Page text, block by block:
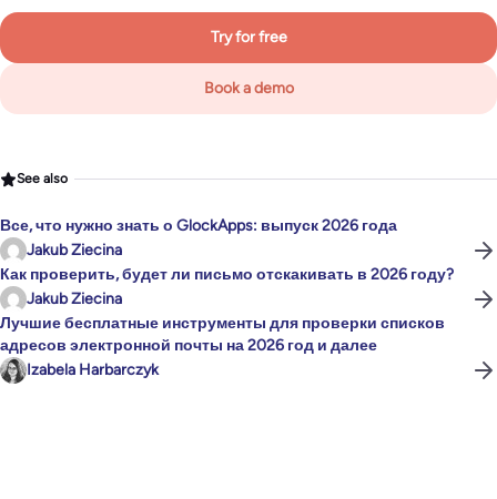
Try for free
Book a demo
See also
Все, что нужно знать о GlockApps: выпуск 2026 года
Jakub Ziecina
Как проверить, будет ли письмо отскакивать в 2026 году?
Jakub Ziecina
Лучшие бесплатные инструменты для проверки списков
адресов электронной почты на 2026 год и далее
Izabela Harbarczyk